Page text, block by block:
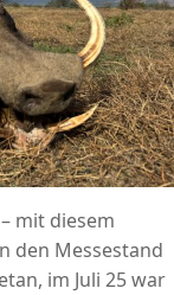
mit diesem
den Messestand
im Juli 25 war